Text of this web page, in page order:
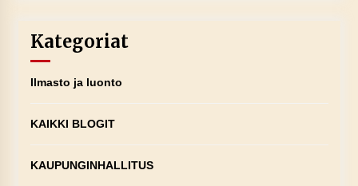
Kategoriat
Ilmasto ja luonto
KAIKKI BLOGIT
KAUPUNGINHALLITUS